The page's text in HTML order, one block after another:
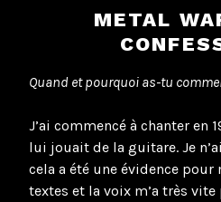
METAL
Quand et pourquoi as-tu
J’ai commencé à chanter en
lui jouait de la guitare. Je
cela a été une évidence pour
textes et la voix m’a très